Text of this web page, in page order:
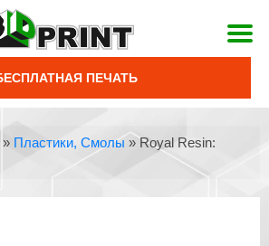
ПЕЧАТЬ
» Пластики, Смолы »Royal Resin: